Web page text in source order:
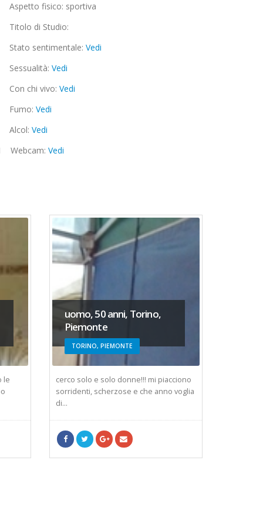
Aspetto fisico: sportiva
Titolo di Studio:
Stato sentimentale: Vedi
Sessualità: Vedi
Con chi vivo: Vedi
Fumo: Vedi
Alcol: Vedi
Webcam: Vedi
le
uomo, 50 anni, Torino,
Piemonte
TORINO, PIEMONTE
cerco solo e solo donne!!! mi piacciono
sorridenti, scherzose e che anno voglia
di...